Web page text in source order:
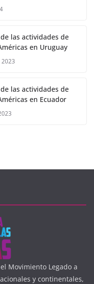
las actividades de
en Uruguay
las actividades de
en Ecuador
Movimiento Legado a
y continentales,